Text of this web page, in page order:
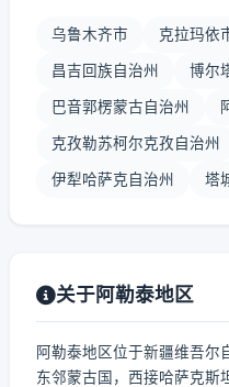
乌鲁木齐市 克拉玛依
昌吉回族自治州 博尔
巴音郭楞蒙古自治州
克孜勒苏柯尔克孜自治州
伊犁哈萨克自治州 塔
关于阿勒泰地区
阿勒泰地区位于新疆维吾尔
东邻蒙古国，西接哈萨克斯